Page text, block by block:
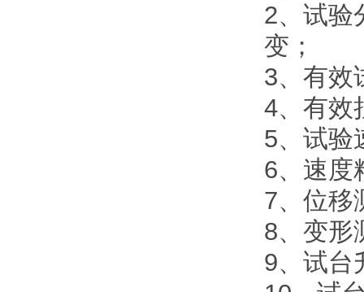
2、试验
变；
3、有效
4、有效
5、试验
6、速度
7、位移
8、变形
9、试台